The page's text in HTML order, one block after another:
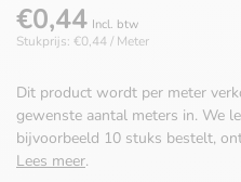
€0,44 Incl. btw
Stukprijs: €0,44 / Meter
Dit product wordt per meter
gewenste aantal meters in. We
bijvoorbeeld 10 stuks bestelt,
Lees meer.